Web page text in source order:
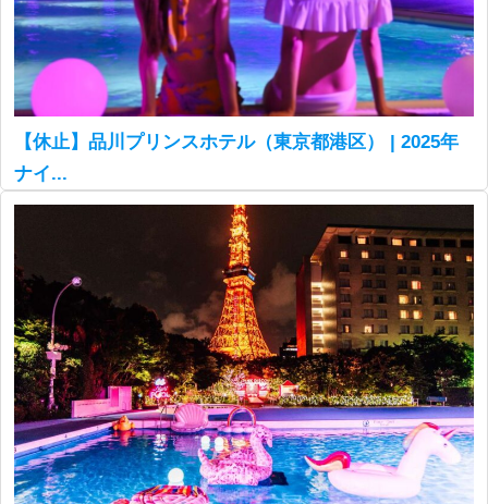
【休止】品川プリンスホテル（東京都港区） | 2025年
ナイ...